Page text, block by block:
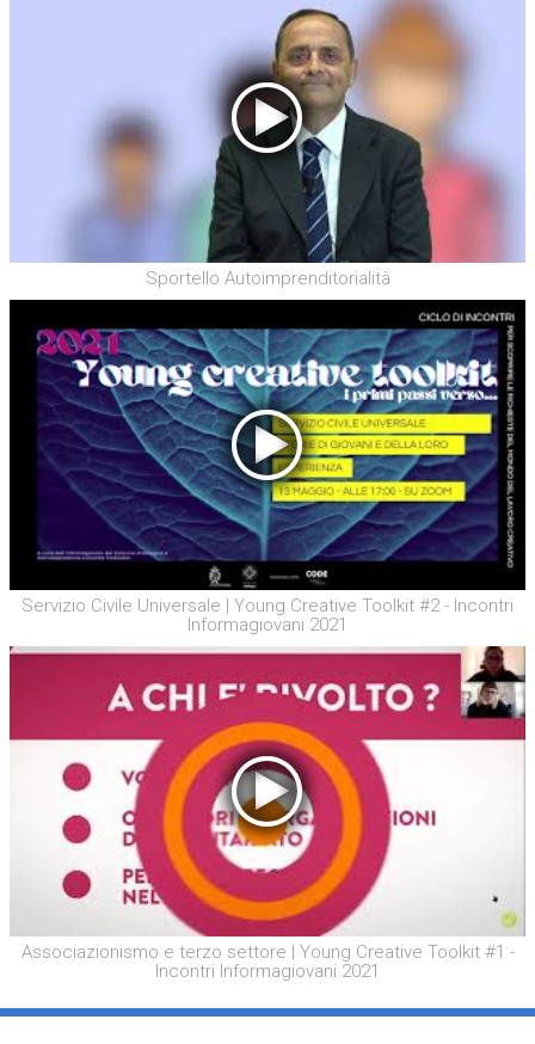
Sportello Autoimprenditorialità
Servizio Civile Universale | Young Creative Toolkit #2 - Incontri
Informagiovani 2021
Associazionismo e terzo settore | Young Creative Toolkit #1 -
Incontri Informagiovani 2021